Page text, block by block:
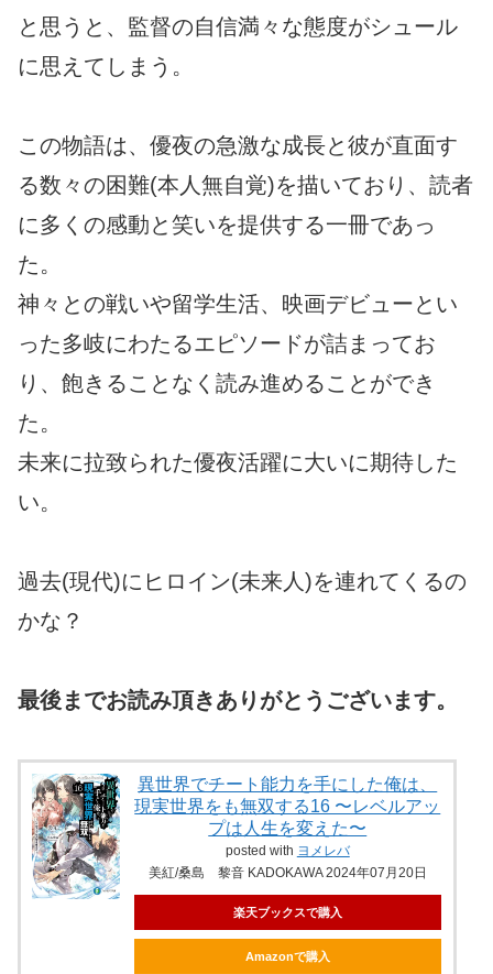
と思うと、監督の自信満々な態度がシュール
に思えてしまう。
この物語は、優夜の急激な成長と彼が直面す
る数々の困難(本人無自覚)を描いており、読者
に多くの感動と笑いを提供する一冊であっ
た。
神々との戦いや留学生活、映画デビューとい
った多岐にわたるエピソードが詰まってお
り、飽きることなく読み進めることができ
た。
未来に拉致られた優夜活躍に大いに期待した
い。
過去(現代)にヒロイン(未来人)を連れてくるの
かな？
最後までお読み頂きありがとうございます。
異世界でチート能力を手にした俺は、
現実世界をも無双する16 〜レベルアッ
プは人生を変えた〜
posted with ヨメレバ
美紅/桑島 黎音 KADOKAWA 2024年07月20日
楽天ブックスで購入
Amazonで購入